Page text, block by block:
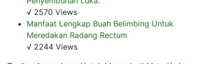
√ 2570 Views
Manfaat Lengkap Buah Belimbing Untuk
Meredakan Radang Rectum
√ 2244 Views